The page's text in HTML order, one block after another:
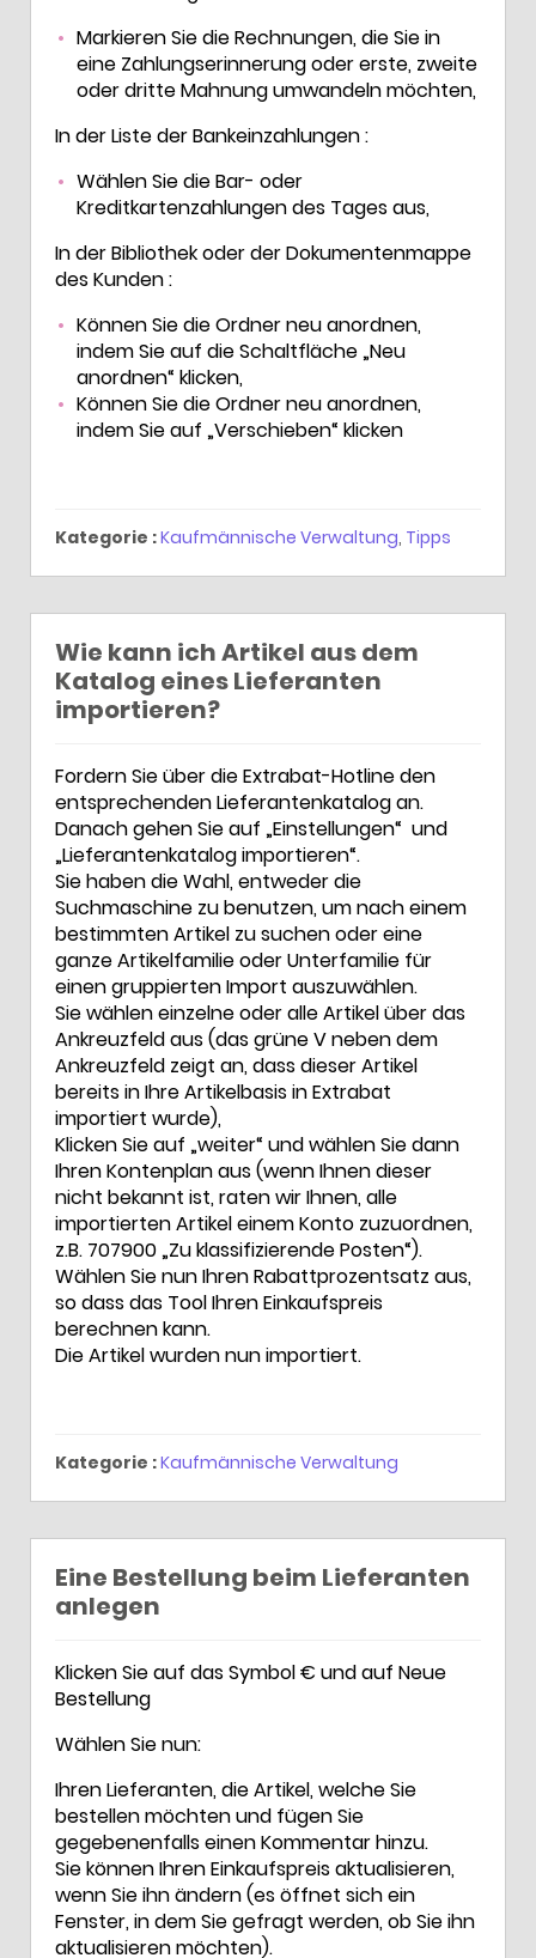
Markieren Sie die Rechnungen, die Sie in
eine Zahlungserinnerung oder erste, zweite
oder dritte Mahnung umwandeln möchten,
In der Liste der Bankeinzahlungen :
Wählen Sie die Bar- oder
Kreditkartenzahlungen des Tages aus,
In der Bibliothek oder der Dokumentenmappe
des Kunden :
Können Sie die Ordner neu anordnen,
indem Sie auf die Schaltfläche „Neu
anordnen“ klicken,
Können Sie die Ordner neu anordnen,
indem Sie auf „Verschieben“ klicken
Kategorie :Kaufmännische Verwaltung, Tipps
Wie kann ich Artikel aus dem
Katalog eines Lieferanten
importieren?
Fordern Sie über die Extrabat-Hotline den
entsprechenden Lieferantenkatalog an.
Danach gehen Sie auf „Einstellungen“ und
„Lieferantenkatalog importieren“.
Sie haben die Wahl, entweder die
Suchmaschine zu benutzen, um nach einem
bestimmten Artikel zu suchen oder eine
ganze Artikelfamilie oder Unterfamilie für
einen gruppierten Import auszuwählen.
Sie wählen einzelne oder alle Artikel über das
Ankreuzfeld aus (das grüne V neben dem
Ankreuzfeld zeigt an, dass dieser Artikel
bereits in Ihre Artikelbasis in Extrabat
importiert wurde),
Klicken Sie auf „weiter“ und wählen Sie dann
Ihren Kontenplan aus (wenn Ihnen dieser
nicht bekannt ist, raten wir Ihnen, alle
importierten Artikel einem Konto zuzuordnen,
z.B. 707900 „Zu klassifizierende Posten“).
Wählen Sie nun Ihren Rabattprozentsatz aus,
so dass das Tool Ihren Einkaufspreis
berechnen kann.
Die Artikel wurden nun importiert.
Kategorie :Kaufmännische Verwaltung
Eine Bestellung beim Lieferanten
anlegen
Klicken Sie auf das Symbol € und auf Neue
Bestellung
Wählen Sie nun:
Ihren Lieferanten, die Artikel, welche Sie
bestellen möchten und fügen Sie
gegebenenfalls einen Kommentar hinzu.
Sie können Ihren Einkaufspreis aktualisieren,
wenn Sie ihn ändern (es öffnet sich ein
Fenster, in dem Sie gefragt werden, ob Sie ihn
aktualisieren möchten).